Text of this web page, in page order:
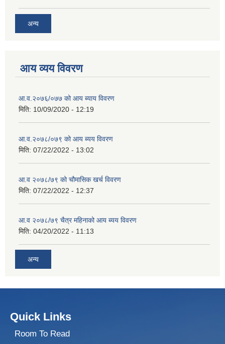
अन्य
आय व्यय विवरण
आ.व.२०७६/०७७ को आय ब्याय विवरण
मिति: 10/09/2020 - 12:19
आ.व.२०७८/०७९ को आय ब्यय विवरण
मिति: 07/22/2022 - 13:02
आ.व २०७८/७९ को चौमासिक खर्च विवरण
मिति: 07/22/2022 - 12:37
आ.व २०७८/७९ चैत्र महिनाको आय ब्यय विवरण
मिति: 04/20/2022 - 11:13
अन्य
Quick Links
Room To Read